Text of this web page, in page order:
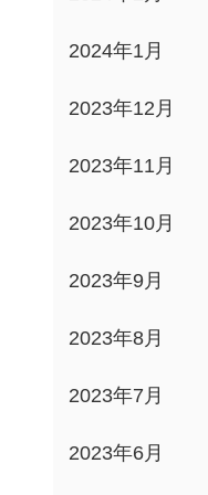
2024年1月
2023年12月
2023年11月
2023年10月
2023年9月
2023年8月
2023年7月
2023年6月